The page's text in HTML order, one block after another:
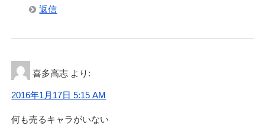
返信
喜多高志 より:
2016年1月17日 5:15 AM
何も売るキャラがいない